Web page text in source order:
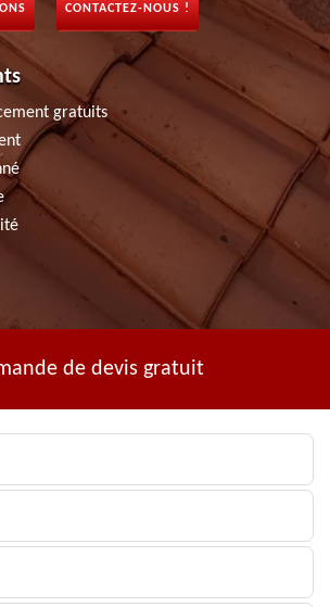
CONTACTEZ-NOUS !
gratuits
de devis gratuit